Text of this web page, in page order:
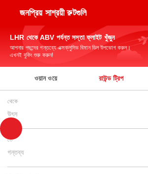
জনপ্রিয় সাশ্রয়ী রুটগুলি
LHR থেকে ABV পর্যন্ত সস্তা ফ্লাইট খুঁজুন
আপনার পছন্দের গন্তব্যে এক্সক্লুসিভ বিমান ডিল উপভোগ করুন।
এখনই বুকিং শুরু করুন!
ওয়ান ওয়ে রাউন্ড ট্রিপ
থেকে
উৎস
তে
গন্তব্য